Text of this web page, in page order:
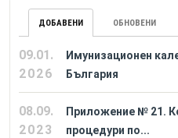
ДОБАВЕНИ ОБНОВЕНИ
09.01.
2026
Имунизационен
България
08.09.
2023
Приложение № 21.
процедури по...